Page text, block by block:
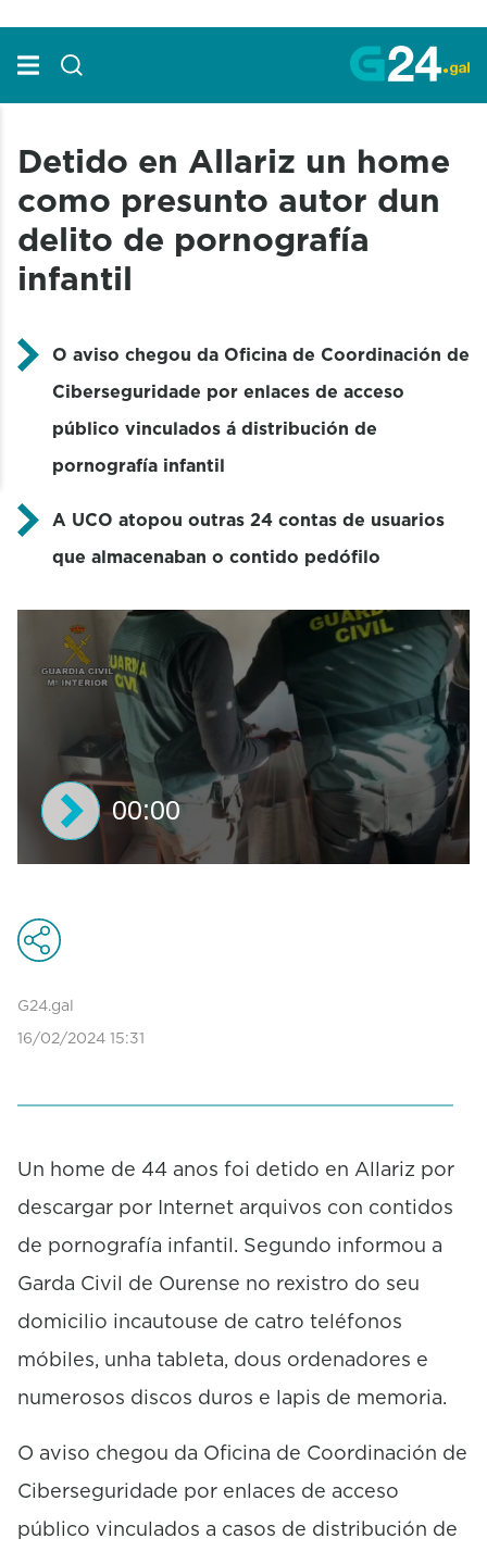
Detido en Allariz un home
como presunto autor dun
delito de pornografía
infantil
O aviso chegou da Oficina de Coordinación de
Ciberseguridade por enlaces de acceso
público vinculados á distribución de
pornografía infantil
A UCO atopou outras 24 contas de usuarios
que almacenaban o contido pedófilo
c
o
d
o
s
o
d
00:00
G24.gal
16/02/2024 15:31
Un home de 44 anos foi detido en Allariz por
descargar por Internet arquivos con contidos
de pornografía infantil. Segundo informou a
Garda Civil de Ourense no rexistro do seu
domicilio incautouse de catro teléfonos
móbiles, unha tableta, dous ordenadores e
numerosos discos duros e lapis de memoria.
O aviso chegou da Oficina de Coordinación de
Ciberseguridade por enlaces de acceso
público vinculados a casos de distribución de